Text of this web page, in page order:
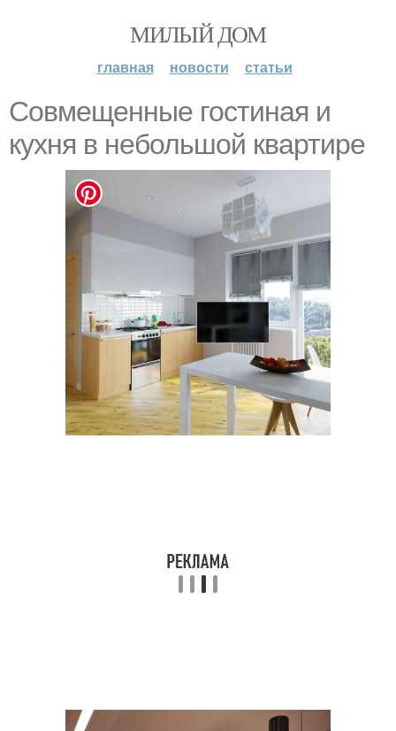
МИЛЫЙ ДОМ
главная новости статьи
Совмещенные гостиная и
кухня в небольшой квартире